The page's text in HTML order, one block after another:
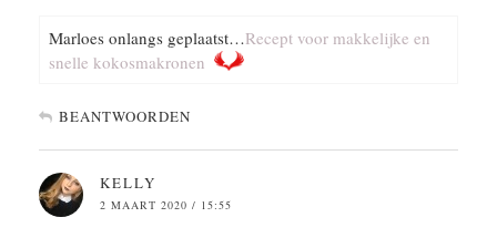
Marloes onlangs geplaatst…Recept voor makkelijke en
snelle kokosmakronen
BEANTWOORDEN
KELLY
2 MAART 2020 / 15:55